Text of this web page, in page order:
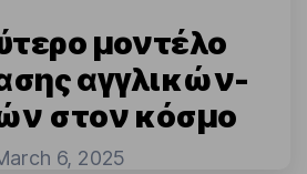
μοντέλο
αγγλικών-
στον κόσμο
6, 2025